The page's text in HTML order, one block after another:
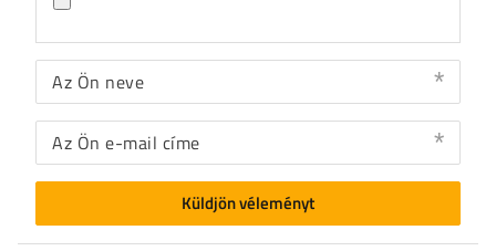
Az Ön neve
Az Ön e-mail címe
Küldjön véleményt